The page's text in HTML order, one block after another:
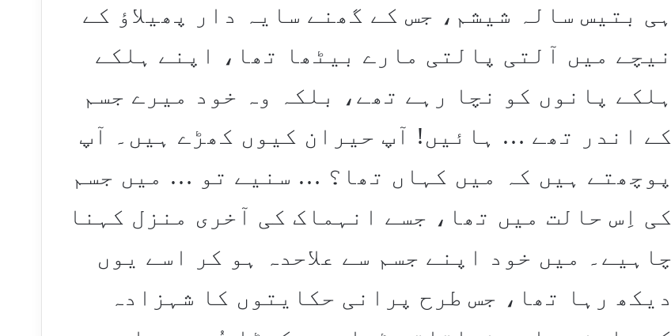
ہی بتیس سالہ شیشم، جس کے گھنے سایہ دار پھیلاؤ کے
نیچے میں آلتی پالتی مارے بیٹھا تھا، اپنے ہلکے
ہلکے پانوں کو نچا رہے تھے، بلکہ وہ خود میرے جسم
کے اندر تھے … ہائیں! آپ حیران کیوں کھڑے ہیں۔ آپ
پوچھتے ہیں کہ میں کہاں تھا؟ … سنیے تو … میں جسم
کی اِس حالت میں تھا، جسے انہماک کی آخری منزل کہنا
چاہیے۔ میں خود اپنے جسم سے علاحدہ ہو کر اسے یوں
دیکھ رہا تھا، جس طرح پرانی حکایتوں کا شہزادہ